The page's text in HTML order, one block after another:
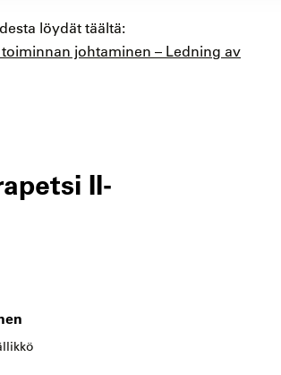
löydät täältä:
johtaminen – Ledning av
II-